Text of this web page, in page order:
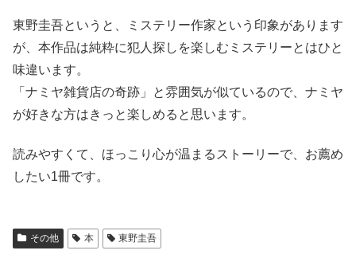
東野圭吾というと、ミステリー作家という印象があります
が、本作品は純粋に犯人探しを楽しむミステリーとはひと
味違います。
「ナミヤ雑貨店の奇跡」と雰囲気が似ているので、ナミヤ
が好きな方はきっと楽しめると思います。
読みやすくて、ほっこり心が温まるストーリーで、お薦め
したい1冊です。
その他 本 東野圭吾